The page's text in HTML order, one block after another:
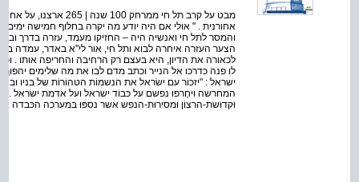
מבט על קרב תל חי
אחורנית . " אולי אם היה יודע מה יקרה בחלוף חמישה
והמסר לתל חי ואנשיה היה – החזיקו מעמד, עזרה בדרך
הצער העזרה איחרה לבוא ותל חי, אור לי"א באדר, עמדה
לכאורה את הדיון, היא בעצם רק הרחיבה והחריפה אותו .
לו פנה כדרכו אל הנייר וכתב מדם לבו את מה שלימים יהפוך
ישראל : "יזכּוֹר עם ישׂראל את הנשמוֹת הטהוֹרוֹת של בּניו
המחרשה ויחָרפוּ נפשם על כּבוֹד ישׂראל ועל אדמת ישׂראל .
וּקדוּשת-הרצוֹן וּמסירוּת-הנפש אשר נספּוּ בּמערכה הכּבדה . .